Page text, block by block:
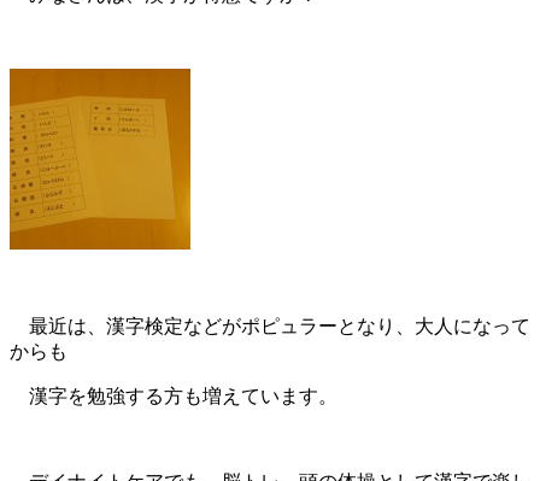
最近は、漢字検定などがポピュラーとなり、大人になって
からも
漢字を勉強する方も増えています。